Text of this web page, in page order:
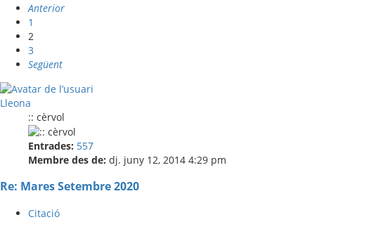
Anterior
1
2
3
Següent
Lleona
:: cèrvol
Entrades: 557
Membre des de: dj. juny 12, 2014 4:29 pm
Re: Mares Setembre 2020
Citació